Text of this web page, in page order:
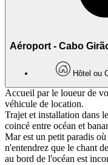
Aéroport - Cabo
Hôtel ou
Accueil par le loueur de
véhicule de location.
Trajet et installation dans
coincé entre océan et
Mar est un petit paradis
n'entendrez que le chant
au bord de l'océan est